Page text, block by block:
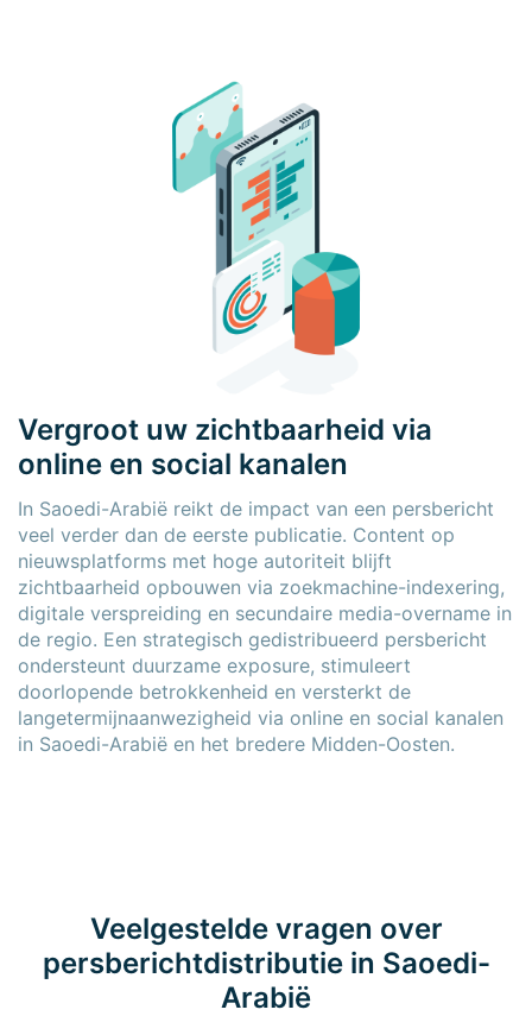
Vergroot uw zichtbaarheid via
online en social kanalen
In Saoedi-Arabië reikt de impact van een persbericht
veel verder dan de eerste publicatie. Content op
nieuwsplatforms met hoge autoriteit blijft
zichtbaarheid opbouwen via zoekmachine-indexering,
digitale verspreiding en secundaire media-overname in
de regio. Een strategisch gedistribueerd persbericht
ondersteunt duurzame exposure, stimuleert
doorlopende betrokkenheid en versterkt de
langetermijn­aanwezigheid via online en social kanalen
in Saoedi-Arabië en het bredere Midden-Oosten.
Veelgestelde vragen over
persberichtdistributie in Saoedi-
Arabië